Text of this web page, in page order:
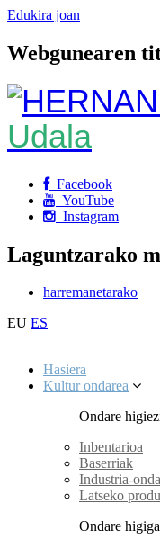
Edukira joan
Webgunearen
Udala
Facebook
YouTube
Instagram
Laguntzarako
harremanetarako
EU ES
Hasiera
Kultur ondarea
Ondare
Inbentarioa
Baserriak
Industria-
Latseko
Ondare